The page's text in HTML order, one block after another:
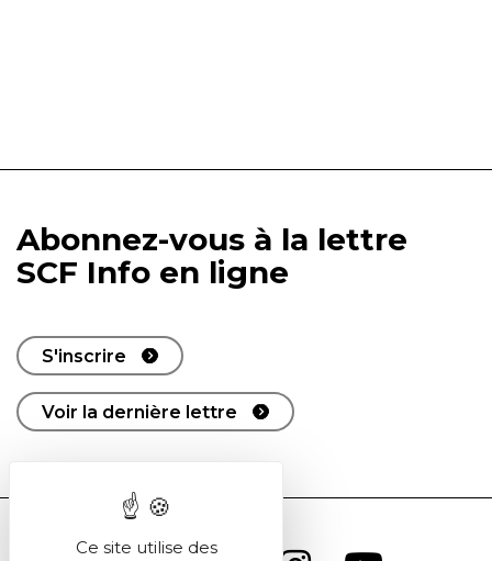
Abonnez-vous à la lettre
SCF Info en ligne
S'inscrire
Voir la dernière lettre
Ce site utilise des